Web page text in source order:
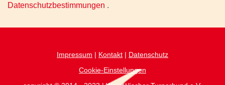
Datenschutzbestimmungen .
Impressum | Kontakt | Datenschutz
Cookie-Einstellungen